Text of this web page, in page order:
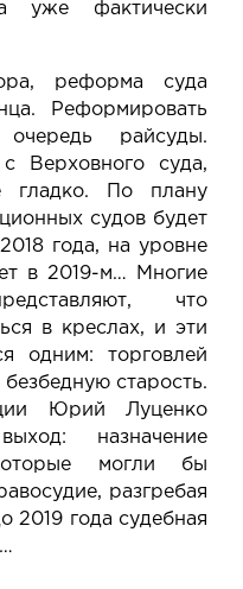
фактически
реформа суда
Реформировать
райсуды.
Верховного суда,
По плану
судов будет
года, на уровне
в 2019-м… Многие
что
в креслах, и эти
одним: торговлей
старость.
Юрий Луценко
назначение
могли бы
разгребая
2019 года судебная